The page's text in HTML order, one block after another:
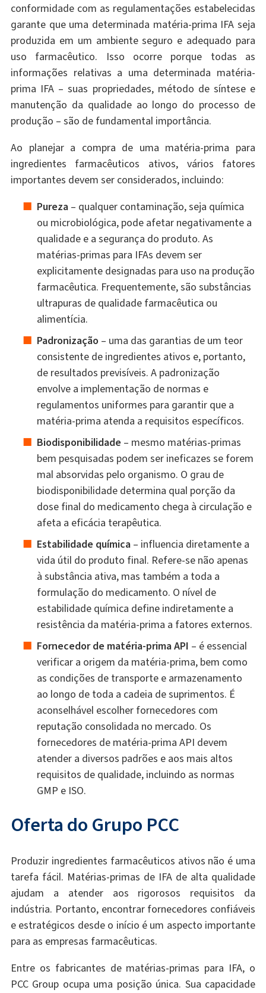
conformidade com as regulamentações estabelecidas
garante que uma determinada matéria-prima IFA seja
produzida em um ambiente seguro e adequado para
uso farmacêutico. Isso ocorre porque todas as
informações relativas a uma determinada matéria-
prima IFA – suas propriedades, método de síntese e
manutenção da qualidade ao longo do processo de
produção – são de fundamental importância.
Ao planejar a compra de uma matéria-prima para
ingredientes farmacêuticos ativos, vários fatores
importantes devem ser considerados, incluindo:
Pureza– qualquer contaminação, seja química
ou microbiológica, pode afetar negativamente a
qualidade e a segurança do produto. As
matérias-primas para IFAs devem ser
explicitamente designadas para uso na produção
farmacêutica. Frequentemente, são substâncias
ultrapuras de qualidade farmacêutica ou
alimentícia.
Padronização – uma das garantias de um teor
consistente de ingredientes ativos e, portanto,
de resultados previsíveis. A padronização
envolve a implementação de normas e
regulamentos uniformes para garantir que a
matéria-prima atenda a requisitos específicos.
Biodisponibilidade – mesmo matérias-primas
bem pesquisadas podem ser ineficazes se forem
mal absorvidas pelo organismo. O grau de
biodisponibilidade determina qual porção da
dose final do medicamento chega à circulação e
afeta a eficácia terapêutica.
Estabilidade química– influencia diretamente a
vida útil do produto final. Refere-se não apenas
à substância ativa, mas também a toda a
formulação do medicamento. O nível de
estabilidade química define indiretamente a
resistência da matéria-prima a fatores externos.
Fornecedor de matéria-prima API – é essencial
verificar a origem da matéria-prima, bem como
as condições de transporte e armazenamento
ao longo de toda a cadeia de suprimentos. É
aconselhável escolher fornecedores com
reputação consolidada no mercado. Os
fornecedores de matéria-prima API devem
atender a diversos padrões e aos mais altos
requisitos de qualidade, incluindo as normas
GMP e ISO.
Oferta do Grupo PCC
Produzir ingredientes farmacêuticos ativos não é uma
tarefa fácil. Matérias-primas de IFA de alta qualidade
ajudam a atender aos rigorosos requisitos da
indústria. Portanto, encontrar fornecedores confiáveis
e estratégicos desde o início é um aspecto importante
para as empresas farmacêuticas.
Entre os fabricantes de matérias-primas para IFA, o
PCC Group ocupa uma posição única. Sua capacidade